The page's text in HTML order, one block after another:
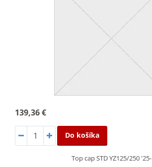
139,36 €
Do košíka
Top cap STD YZ125/250 '25-